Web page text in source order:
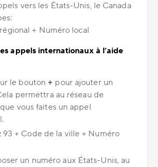
vers les États-Unis, le Canada
+ Numéro local
appels internationaux à l’aide
le bouton + pour ajouter un
permettra au réseau de
vous faites un appel
93 + Code de la ville + Numéro
un numéro aux États-Unis, au